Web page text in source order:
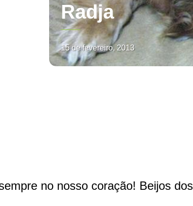
Radja
15 de fevereiro, 2013
no nosso coração! Beijos